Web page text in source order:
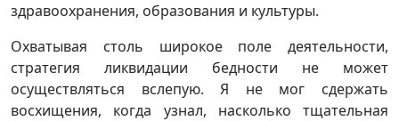
здравоохранения, образования и культуры.
Охватывая столь широкое поле деятельности,
стратегия ликвидации бедности не может
осуществляться вслепую. Я не мог сдержать
восхищения, когда узнал, насколько тщательная